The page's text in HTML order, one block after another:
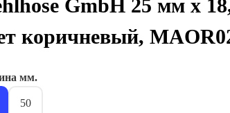
GmbH 25 мм х
коричневый,
мм.
50